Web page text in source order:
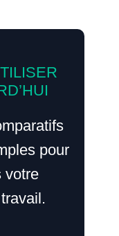
pour
votre